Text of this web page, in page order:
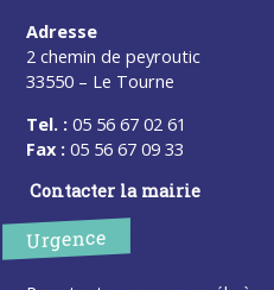
Adresse
2 chemin de peyroutic
33550 – Le Tourne
Tel. : 05 56 67 02 61
Fax : 05 56 67 09 33
Contacter la mairie
Urgence